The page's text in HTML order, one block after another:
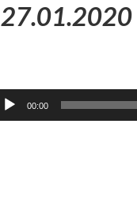
27.01.2020
00:00